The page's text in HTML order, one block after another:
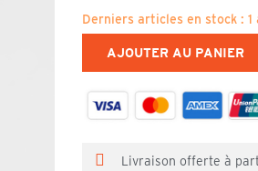
Derniers articles en stock : 1
AJOUTER AU PANIER
Livraison offerte à